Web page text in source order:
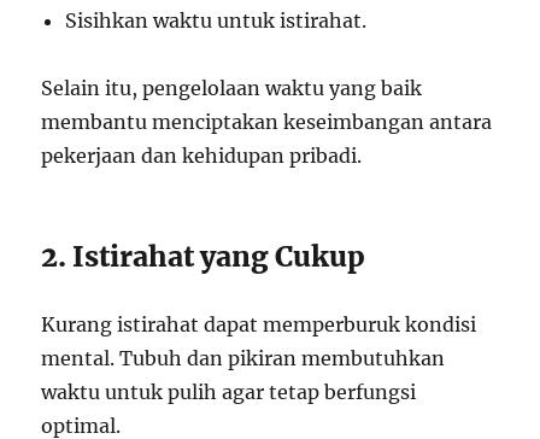
Sisihkan waktu untuk istirahat.
Selain itu, pengelolaan waktu yang baik
membantu menciptakan keseimbangan antara
pekerjaan dan kehidupan pribadi.
2. Istirahat yang Cukup
Kurang istirahat dapat memperburuk kondisi
mental. Tubuh dan pikiran membutuhkan
waktu untuk pulih agar tetap berfungsi
optimal.